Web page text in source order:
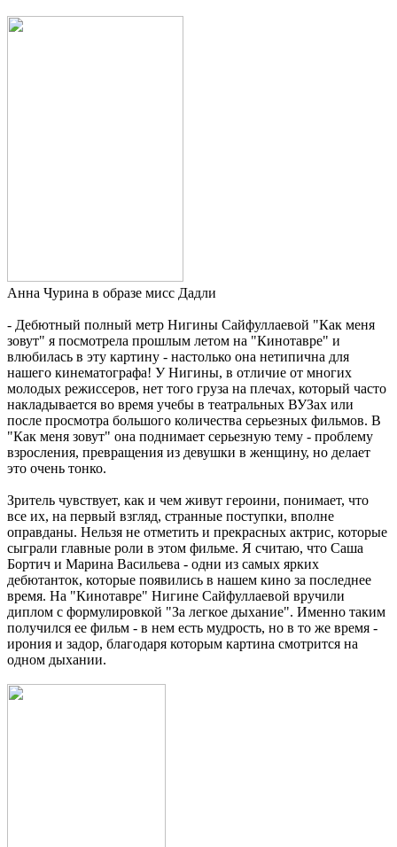
Анна Чурина в образе мисс Дадли
- Дебютный полный метр Нигины Сайфуллаевой "Как меня
зовут" я посмотрела прошлым летом на "Кинотавре" и
влюбилась в эту картину - настолько она нетипична для
нашего кинематографа! У Нигины, в отличие от многих
молодых режиссеров, нет того груза на плечах, который часто
накладывается во время учебы в театральных ВУЗах или
после просмотра большого количества серьезных фильмов. В
"Как меня зовут" она поднимает серьезную тему - проблему
взросления, превращения из девушки в женщину, но делает
это очень тонко.
Зритель чувствует, как и чем живут героини, понимает, что
все их, на первый взгляд, странные поступки, вполне
оправданы. Нельзя не отметить и прекрасных актрис, которые
сыграли главные роли в этом фильме. Я считаю, что Саша
Бортич и Марина Васильева - одни из самых ярких
дебютанток, которые появились в нашем кино за последнее
время. На "Кинотавре" Нигине Сайфуллаевой вручили
диплом с формулировкой "За легкое дыхание". Именно таким
получился ее фильм - в нем есть мудрость, но в то же время -
ирония и задор, благодаря которым картина смотрится на
одном дыхании.